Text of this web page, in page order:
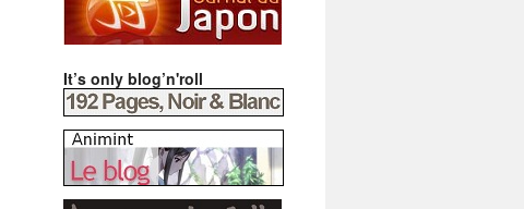
It’s only blog’n'roll